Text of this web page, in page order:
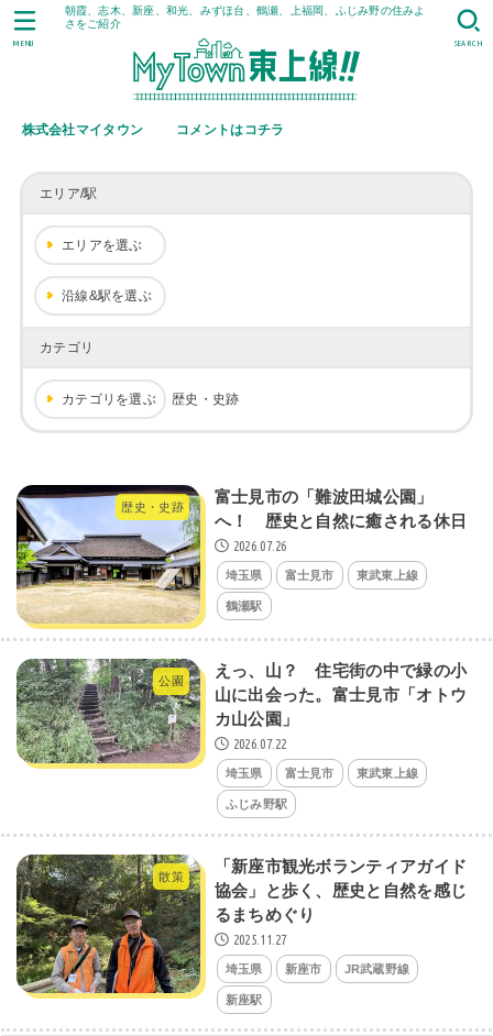
朝霞、志木、新座、和光、みずほ台、鶴瀬、上福岡、ふじみ野の住みよ
さをご紹介
株式会社マイタウン コメントはコチラ
SEARCH
MENU
エリア/駅
エリアを選ぶ
沿線&駅を選ぶ
カテゴリ
カテゴリを選ぶ 歴史・史跡
歴史・史跡
​富士見市の「難波田城公園」
へ！ 歴史と自然に癒される休日
2026.07.26
埼玉県 富士見市 東武東上線
鶴瀬駅
公園
えっ、山？ 住宅街の中で緑の小
山に出会った。富士見市「オトウ
カ山公園」
2026.07.22
埼玉県 富士見市 東武東上線
ふじみ野駅
散策
「新座市観光ボランティアガイド
協会」と歩く、歴史と自然を感じ
るまちめぐり
2025.11.27
埼玉県 新座市 JR武蔵野線
新座駅